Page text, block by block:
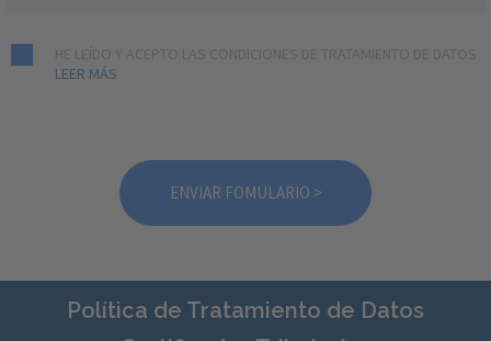
HE LEÍDO Y ACEPTO LAS CONDICIONES DE TRATAMIENTO DE DATOS
LEER MÁS
Política de Tratamiento de Datos